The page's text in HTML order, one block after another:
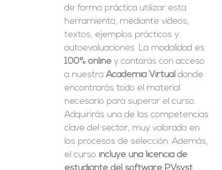
de forma práctica utilizar esta
herramienta, mediante videos,
textos, ejemplos prácticos y
autoevaluaciones. La modalidad es
100% online y contarás con acceso
a nuestraAcademia Virtual donde
encontrarás todo el material
necesario para superar el curso.
Adquirirás una de las competencias
clave del sector, muy valorada en
los procesos de selección. Además,
el curso incluye una licencia de